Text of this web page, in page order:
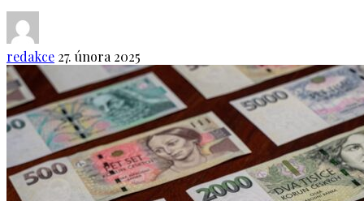
redakce 27. února 2025